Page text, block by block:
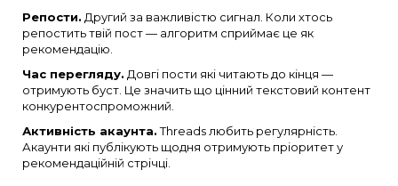
Репости. Другий за важливістю сигнал. Коли хтось
репостить твій пост — алгоритм сприймає це як
рекомендацію.
Час перегляду. Довгі пости які читають до кінця —
отримують буст. Це значить що цінний текстовий контент
конкурентоспроможний.
Активність акаунта.Threads любить регулярність.
Акаунти які публікують щодня отримують пріоритет у
рекомендаційній стрічці.